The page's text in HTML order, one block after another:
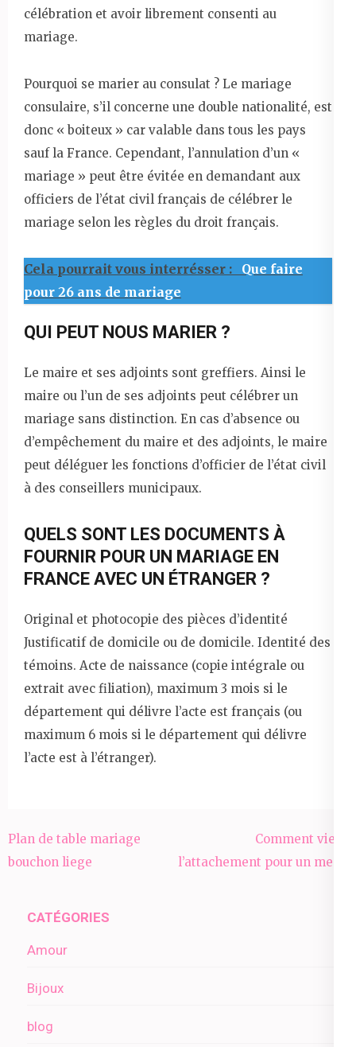
célébration et avoir librement consenti au
mariage.
Pourquoi se marier au consulat ? Le mariage
consulaire, s’il concerne une double nationalité, est
donc « boiteux » car valable dans tous les pays
sauf la France. Cependant, l’annulation d’un «
mariage » peut être évitée en demandant aux
officiers de l’état civil français de célébrer le
mariage selon les règles du droit français.
Cela pourrait vous interrésser :
Que faire
pour 26 ans de mariage
QUI PEUT NOUS MARIER ?
Le maire et ses adjoints sont greffiers. Ainsi le
maire ou l’un de ses adjoints peut célébrer un
mariage sans distinction. En cas d’absence ou
d’empêchement du maire et des adjoints, le maire
peut déléguer les fonctions d’officier de l’état civil
à des conseillers municipaux.
QUELS SONT LES DOCUMENTS À
FOURNIR POUR UN MARIAGE EN
FRANCE AVEC UN ÉTRANGER ?
Original et photocopie des pièces d’identité
Justificatif de domicile ou de domicile. Identité des
témoins. Acte de naissance (copie intégrale ou
extrait avec filiation), maximum 3 mois si le
département qui délivre l’acte est français (ou
maximum 6 mois si le département qui délivre
l’acte est à l’étranger).
Navigation
de
Plan de table mariage
bouchon liege
Comment vient
l’attachement pour un mec ?
CATÉGORIES
Amour
Bijoux
blog